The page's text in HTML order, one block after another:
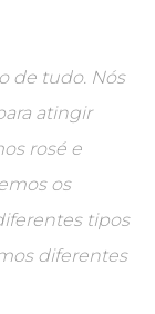
de tudo. Nós
atingir
rosé e
os
tipos
diferentes